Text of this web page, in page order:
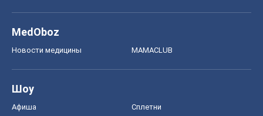
MedOboz
Новости медицины MAMACLUB
Шоу
Афиша Сплетни